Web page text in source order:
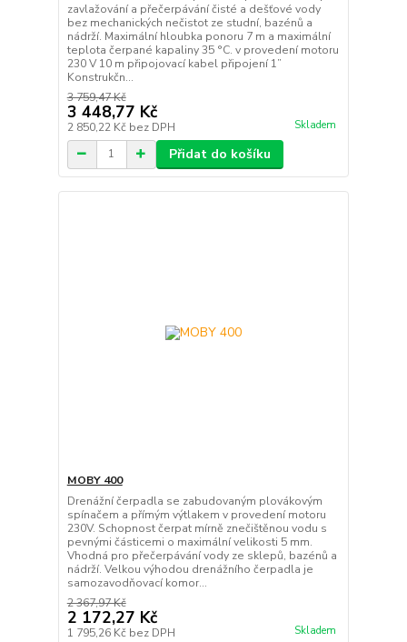
zavlažování a přečerpávání čisté a dešťové vody
bez mechanických nečistot ze studní, bazénů a
nádrží. Maximální hloubka ponoru 7 m a maximální
teplota čerpané kapaliny 35 °C. v provedení motoru
230 V 10 m připojovací kabel připojení 1”
Konstrukčn...
3 759,47 Kč
3 448,77 Kč
2 850,22 Kč bez DPH Skladem
Přidat do košíku
MOBY 400
Drenážní čerpadla se zabudovaným plovákovým
spínačem a přímým výtlakem v provedení motoru
230V. Schopnost čerpat mírně znečištěnou vodu s
pevnými částicemi o maximální velikosti 5 mm.
Vhodná pro přečerpávání vody ze sklepů, bazénů a
nádrží. Velkou výhodou drenážního čerpadla je
samozavodňovací komor...
2 367,97 Kč
2 172,27 Kč
1 795,26 Kč bez DPH Skladem